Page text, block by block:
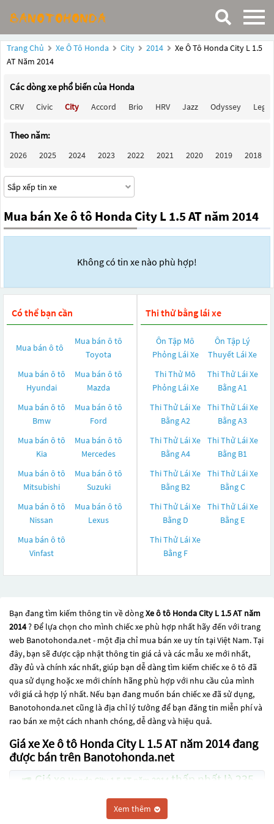
Trang Chủ Xe Ô Tô Honda City 2014
Xe Ô Tô Honda City L 1.5
AT Năm 2014
Các dòng xe phổ biến của Honda
CRV Civic City Accord Brio HRV Jazz Odyssey
Theo năm:
2026 2025 2024 2023 2022 2021 2020 2019 2018
Mua bán Xe ô tô Honda City L 1.5 AT năm 2014
Không có tin xe nào phù hợp!
Có thể bạn cần
Mua bán ô tô
Mua bán ô tô
Toyota
Mua bán ô tô
Hyundai
Mua bán ô tô
Mazda
Mua bán ô tô
Bmw
Mua bán ô tô
Ford
Mua bán ô tô
Kia
Mua bán ô tô
Mercedes
Mua bán ô tô
Mitsubishi
Mua bán ô tô
Suzuki
Mua bán ô tô
Nissan
Mua bán ô tô
Lexus
Mua bán ô tô
Vinfast
Thi thử bằng lái xe
Ôn Tập Mô
Phỏng Lái Xe
Ôn Tập Lý
Thuyết Lái Xe
Thi Thử Mô
Phỏng Lái Xe
Thi Thử Lái Xe
Bằng A1
Thi Thử Lái Xe
Bằng A2
Thi Thử Lái Xe
Bằng A3
Thi Thử Lái Xe
Bằng A4
Thi Thử Lái Xe
Bằng B1
Thi Thử Lái Xe
Bằng B2
Thi Thử Lái Xe
Bằng C
Thi Thử Lái Xe
Bằng D
Thi Thử Lái Xe
Bằng E
Thi Thử Lái Xe
Bằng F
Bạn đang tìm kiếm thông tin về dòngXe ô tô Honda City L 1.5 AT năm
2014? Để lựa chọn cho mình chiếc xe phù hợp nhất hãy đến với trang
web Banotohonda.net - một địa chỉ mua bán xe uy tín tại Việt Nam. Tại
đây, bạn sẽ được cập nhật thông tin giá cả và các mẫu xe mới nhất,
đầy đủ và chính xác nhất, giúp bạn dễ dàng tìm kiếm chiếc xe ô tô đã
qua sử dụng hoặc xe mới chính hãng phù hợp với nhu cầu của mình
với giá cả hợp lý nhất. Nếu bạn đang muốn bán chiếc xe đã sử dụng,
Banotohonda.net cũng là địa chỉ lý tưởng để bạn đăng tin miễn phí và
rao bán xe một cách nhanh chóng, dễ dàng và hiệu quả.
Giá xe Xe ô tô Honda City L 1.5 AT năm 2014 đang
được bán trên Banotohonda.net
Giá xe Honda City 1.5 AT năm 2014 thấp nhất là 235
Honda City 1.5 MT năm 2014
Xem thêm